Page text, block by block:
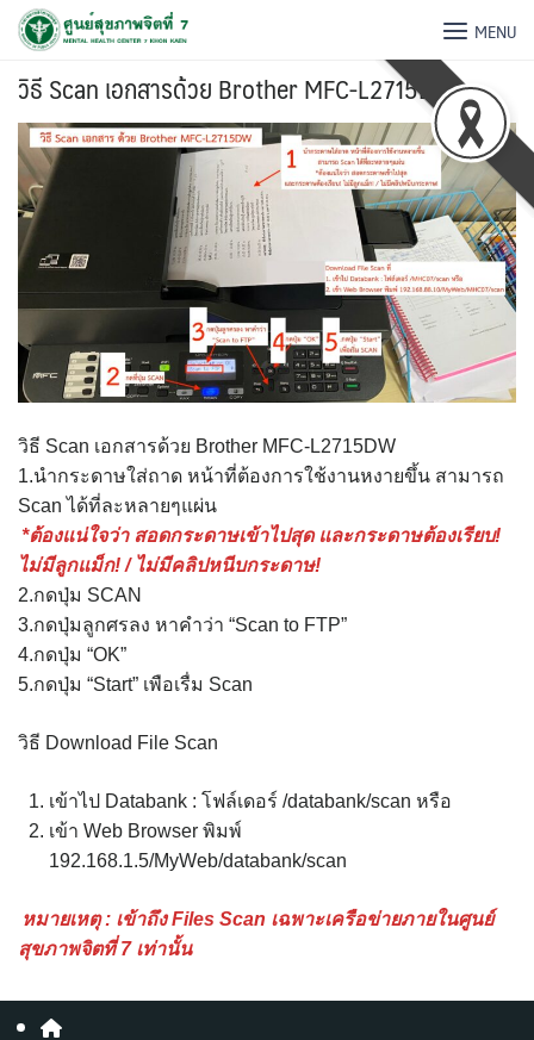
MENU
วิธี Scan เอกสารด้วย Brother MFC-L2715DW
วิธี Scan เอกสารด้วย Brother MFC-L2715DW
1.นำกระดาษใส่ถาด หน้าที่ต้องการใช้งานหงายขึ้น สามารถ
Scan ได้ที่ละหลายๆแผ่น
*ต้องแน่ใจว่า สอดกระดาษเข้าไปสุด และกระดาษต้องเรียบ!
ไม่มีลูกแม็ก! / ไม่มีคลิปหนีบกระดาษ!
2.กดปุ่ม SCAN
3.กดปุ่มลูกศรลง หาคำว่า “Scan to FTP”
4.กดปุ่ม “OK”
5.กดปุ่ม “Start” เพือเรื่ม Scan
วิธี Download File Scan
เข้าไป Databank : โฟล์เดอร์ /databank/scan หรือ
เข้า Web Browser พิมพ์
192.168.1.5/MyWeb/databank/scan
หมายเหตุ : เข้าถึง Files Scan เฉพาะเครือข่ายภายในศูนย์
สุขภาพจิตที่ 7 เท่านั้น